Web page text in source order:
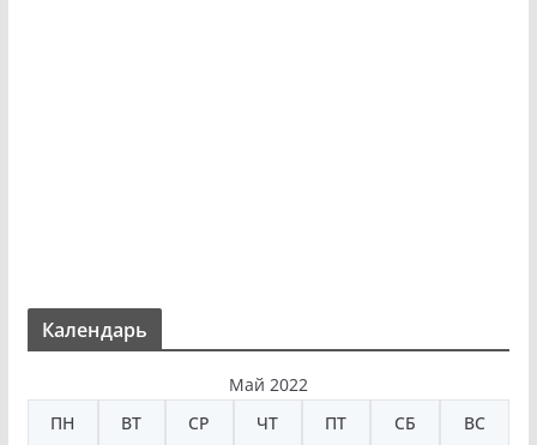
Календарь
Май 2022
ПН
ВТ СР ЧТ ПТ СБ ВС